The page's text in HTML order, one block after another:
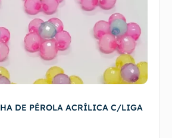
DE PÉROLA ACRÍLICA C/LIGA